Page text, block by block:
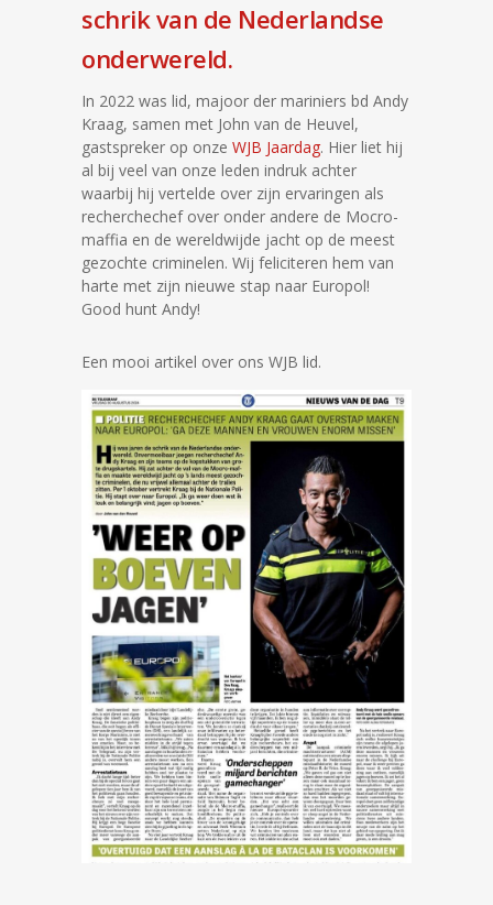
schrik van de Nederlandse
onderwereld.
In 2022 was lid, majoor der mariniers bd Andy
Kraag, samen met John van de Heuvel,
gastspreker op onze WJB Jaardag. Hier liet hij
al bij veel van onze leden indruk achter
waarbij hij vertelde over zijn ervaringen als
recherchechef over onder andere de Mocro-
maffia en de wereldwijde jacht op de meest
gezochte criminelen. Wij feliciteren hem van
harte met zijn nieuwe stap naar Europol!
Good hunt Andy!
Een mooi artikel over ons WJB lid.